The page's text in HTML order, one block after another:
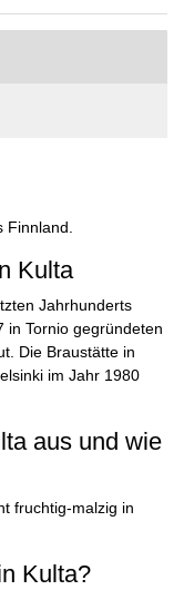
Finnland.
Kulta
Jahrhunderts
in Tornio gegründeten
Die Braustätte in
im Jahr 1980
aus und wie
fruchtig-malzig in
Kulta?